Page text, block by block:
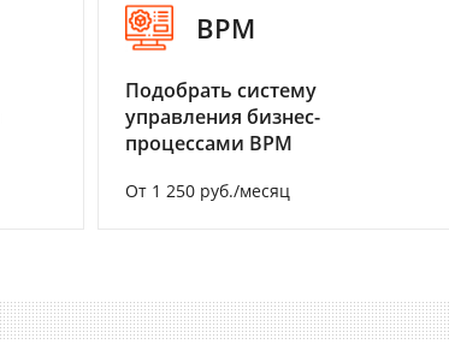
BPM
Подобрать систему
управления бизнес-
процессами BPM
От 1 250 руб./месяц